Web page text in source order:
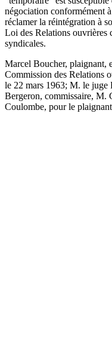
négociation conformément
réclamer la réintégration à
Loi des Relations ouvrières
syndicales.
Marcel Boucher, plaignant,
Commission des Relations
le 22 mars 1963; M. le juge
Bergeron, commissaire, M.
Coulombe, pour le